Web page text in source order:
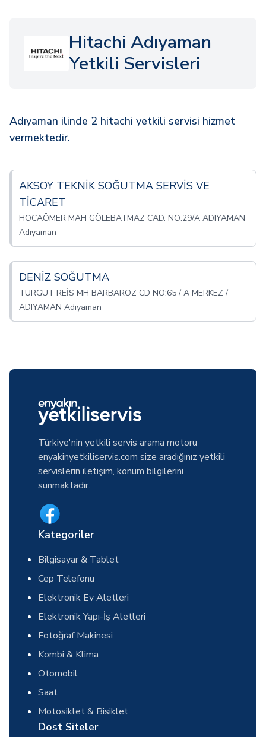
Hitachi Adıyaman
Yetkili Servisleri
Adıyaman ilinde 2 hitachi yetkili servisi hizmet
vermektedir.
AKSOY TEKNİK SOĞUTMA SERVİS VE
TİCARET
HOCAÖMER MAH GÖLEBATMAZ CAD. NO:29/A ADIYAMAN
Adıyaman
DENİZ SOĞUTMA
TURGUT REİS MH BARBAROZ CD NO:65 / A MERKEZ /
ADIYAMAN Adıyaman
Türkiye'nin yetkili servis arama motoru
enyakinyetkiliservis.com size aradığınız yetkili
servislerin iletişim, konum bilgilerini
sunmaktadır.
Kategoriler
Bilgisayar & Tablet
Cep Telefonu
Elektronik Ev Aletleri
Elektronik Yapı-İş Aletleri
Fotoğraf Makinesi
Kombi & Klima
Otomobil
Saat
Motosiklet & Bisiklet
Dost Siteler